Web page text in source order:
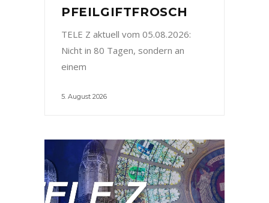
PFEILGIFTFROSCH
TELE Z aktuell vom 05.08.2026:
Nicht in 80 Tagen, sondern an
einem
5. August 2026